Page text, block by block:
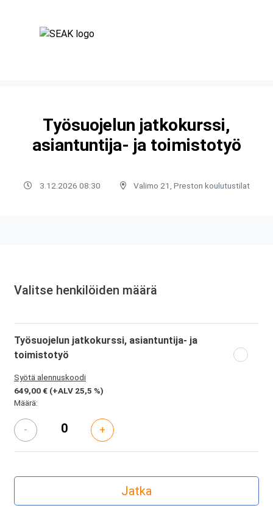
Työsuojelun jatkokurssi,
asiantuntija- ja toimistotyö
3.12.2026 08:30 Valimo 21, Preston koulutustilat
Valitse henkilöiden määrä
Työsuojelun jatkokurssi, asiantuntija- ja
toimistotyö
Syötä alennuskoodi
649,00 € (+ALV 25,5 %)
Määrä:
- +